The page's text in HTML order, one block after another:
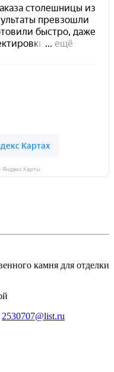
Яндекс Карты
камня для отделки
2530707@list.ru